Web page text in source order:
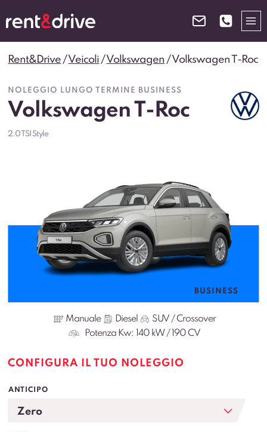
al
contenuto
Rent&Drive /Veicoli /Volkswagen /Volkswagen T-Roc
NOLEGGIO LUNGO TERMINE BUSINESS
Volkswagen T-Roc
2.0 TSI Style
BUSINESS
Manuale Diesel
SUV / Crossover
Potenza Kw: 140 kW / 190 CV
CONFIGURA IL TUO NOLEGGIO
ANTICIPO